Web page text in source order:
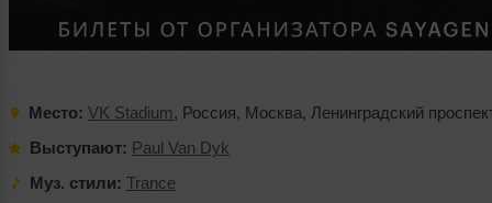
Место: VK Stadium, Россия, Москва, Ленинградский
Выступают: Paul Van Dyk
Муз. стили: Trance